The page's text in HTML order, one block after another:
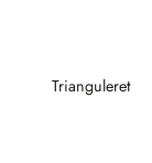
Trianguleret